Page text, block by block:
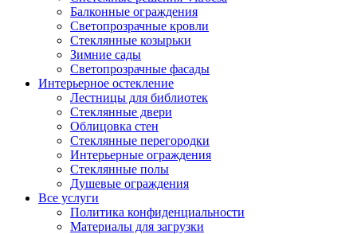
Балконные ограждения
Светопрозрачные кровли
Стеклянные козырьки
Зимние сады
Светопрозрачные фасады
Интерьерное остекление
Лестницы для библиотек
Стеклянные двери
Облицовка стен
Стеклянные перегородки
Интерьерные ограждения
Стеклянные полы
Душевые ограждения
Все услуги
Политика конфиденциальности
Материалы для загрузки